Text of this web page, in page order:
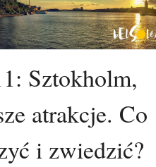
Sztokholm,
atrakcje. Co
i zwiedzić?